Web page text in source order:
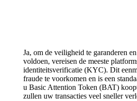
Ja, om de veiligheid te garanderen
voldoen, vereisen de meeste
identiteitsverificatie (KYC). Dit
fraude te voorkomen en is een
u Basic Attention Token (BAT)
zullen uw transacties veel sneller